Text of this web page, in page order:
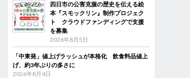
四日市の公害克服の歴史を伝える絵
本『スモックリン』制作プロジェク
ト クラウドファンディングで支援
を募集
2026年8月5日
「中東発」値上げラッシュが本格化 飲食料品値上
げ、約3年ぶりの多さに
2026年8月4日